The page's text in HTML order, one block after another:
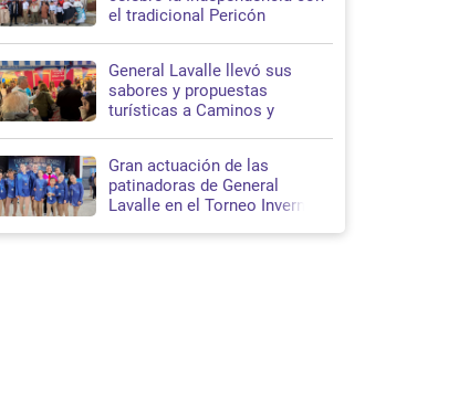
el tradicional Pericón
General Lavalle llevó sus
sabores y propuestas
turísticas a Caminos y
Gran actuación de las
patinadoras de General
Lavalle en el Torneo Invernal